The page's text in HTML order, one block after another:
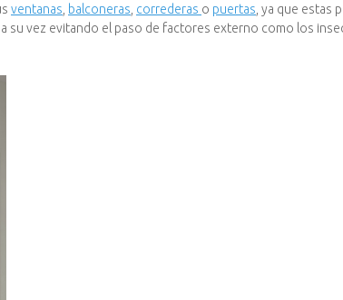
ventanas balconeras correderas o puertas , ya que estas
su vez evitando el paso de factores externo como los